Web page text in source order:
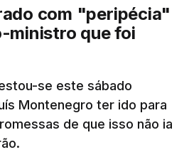
com "peripécia"
ministro que foi
se este sábado
Montenegro ter ido para
de que isso não ia